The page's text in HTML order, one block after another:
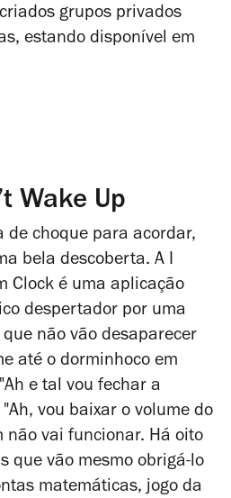
grupos privados
estando disponível em
Wake Up
de choque para acordar,
bela descoberta. A I
Clock é uma aplicação
despertador por uma
não vão desaparecer
até o dorminhoco em
e tal vou fechar a
vou baixar o volume do
não vai funcionar. Há oito
que vão mesmo obrigá-lo
matemáticas, jogo da